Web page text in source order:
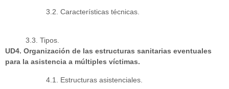
3.2. Características técnicas.
3.3. Tipos.
UD4. Organización de las estructuras sanitarias eventuales
para la asistencia a múltiples víctimas.
4.1. Estructuras asistenciales.